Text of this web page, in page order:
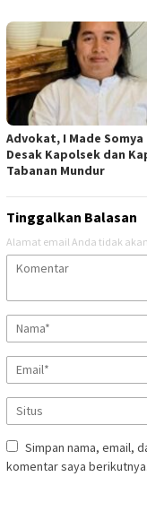
Advokat, I Made
Desak Kapolsek dan
Tabanan Mundur
Tinggalkan Balasan
Alamat email Anda tidak
Simpan nama, email,
komentar saya berikutnya.